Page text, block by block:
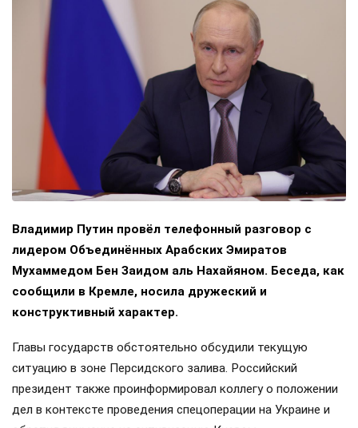
Владимир Путин провёл телефонный разговор с
лидером Объединённых Арабских Эмиратов
Мухаммедом Бен Заидом аль Нахайяном. Беседа, как
сообщили в Кремле, носила дружеский и
конструктивный характер.
Главы государств обстоятельно обсудили текущую
ситуацию в зоне Персидского залива. Российский
президент также проинформировал коллегу о положении
дел в контексте проведения спецоперации на Украине и